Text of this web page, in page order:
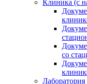
Клиника (с
со
Лаборатория